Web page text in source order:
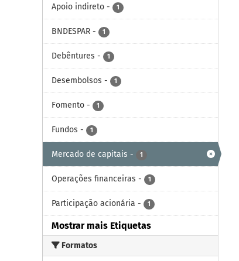
Apoio indireto - 1
BNDESPAR - 1
Debêntures - 1
Desembolsos - 1
Fomento - 1
Fundos - 1
Mercado de capitais - 1
Operações financeiras - 1
Participação acionária - 1
Mostrar mais Etiquetas
Formatos